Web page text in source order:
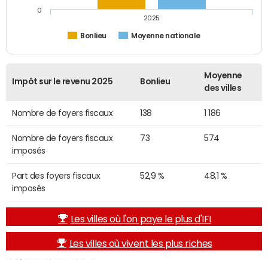
Bonlieu Moyenne nationale
2025
0
Impôt sur le revenu 2025 Bonlieu
Moyenne
des villes
Nombre de foyers fiscaux 138 1 186
Nombre de foyers fiscaux
imposés
73 574
Part des foyers fiscaux
imposés
52,9 % 48,1 %
Les villes où l'on paye le plus d'IFI
Les villes où vivent les plus riches